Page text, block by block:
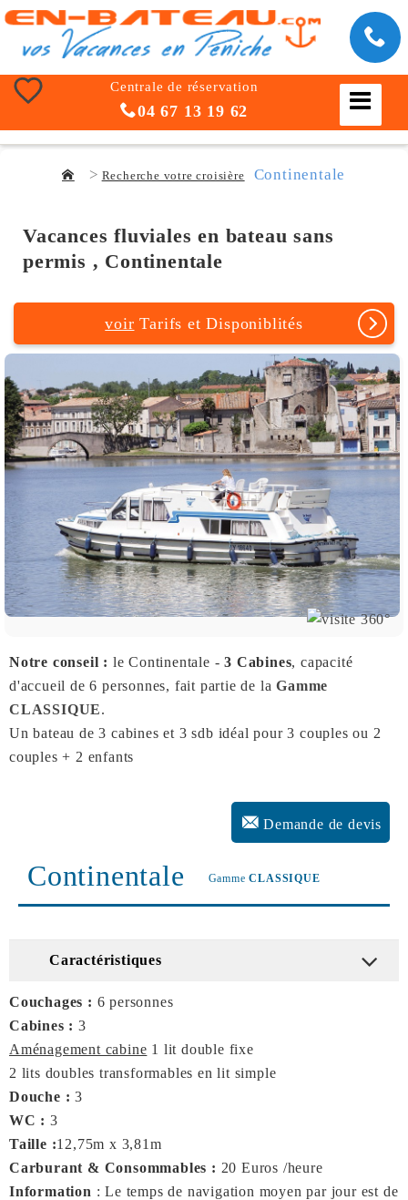
Centrale de réservation
04 67 13 19 62
Recherche votre croisière Continentale
Vacances fluviales en bateau sans
permis , Continentale
voir Tarifs et Disponiblités
Notre conseil : le Continentale -3 Cabines, capacité
d'accueil de 6 personnes, fait partie de laGamme
CLASSIQUE.
Un bateau de 3 cabines et 3 sdb idéal pour 3 couples ou 2
couples + 2 enfants
Demande de devis
Continentale GammeCLASSIQUE
Caractéristiques
Couchages : 6 personnes
Cabines : 3
Aménagement cabine 1 lit double fixe
2 lits doubles transformables en lit simple
Douche :3
WC : 3
Taille :12,75m x 3,81m
Carburant & Consommables : 20 Euros /heure
Information : Le temps de navigation moyen par jour est de